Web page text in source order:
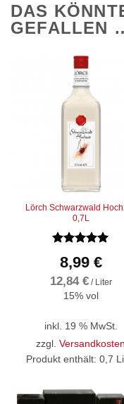
DAS
GEFALLEN
Lörch Schwarzwald
0,7L
mit5von
5
8,99 €
12,84 €/ Liter
15% vol
inkl. 19 % MwSt.
zzgl. Versandkosten
Produkt enthält: 0,7